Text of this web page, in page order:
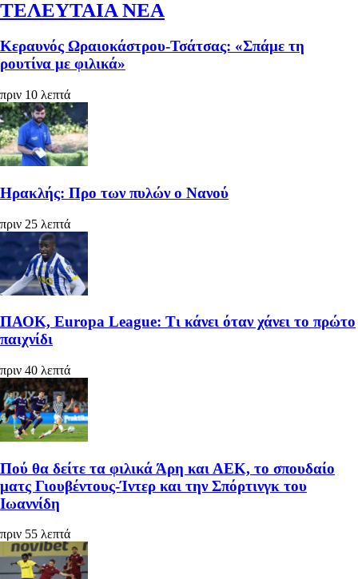
ΤΕΛΕΥΤΑΙΑ ΝΕΑ
Κεραυνός Ωραιοκάστρου-Τσάτσας: «Σπάμε τη
ρουτίνα με φιλικά»
πριν 10 λεπτά
Ηρακλής: Προ των πυλών ο Νανού
πριν 25 λεπτά
ΠΑΟΚ, Europa League: Τι κάνει όταν χάνει το πρώτο
παιχνίδι
πριν 40 λεπτά
Πού θα δείτε τα φιλικά Άρη και ΑΕΚ, το σπουδαίο
ματς Γιουβέντους-Ίντερ και την Σπόρτινγκ του
Ιωαννίδη
πριν 55 λεπτά